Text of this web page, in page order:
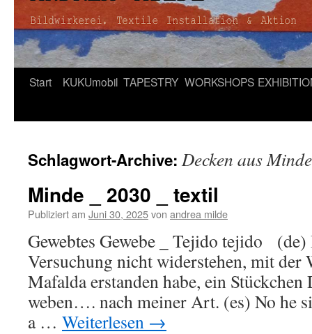
Zum
Start KUKUmobil TAPESTRY WORKSHOPS
Schlagwort-Archive: Decken aus Minde
Minde _ 2030 _ textil
Publiziert am Juni 30, 2025von andrea milde
Gewebtes Gewebe _ Tejido tejido
Versuchung nicht widerstehen, mit der
Mafalda erstanden habe, ein Stückchen
weben…. nach meiner Art. (es) No he
a … Weiterlesen →